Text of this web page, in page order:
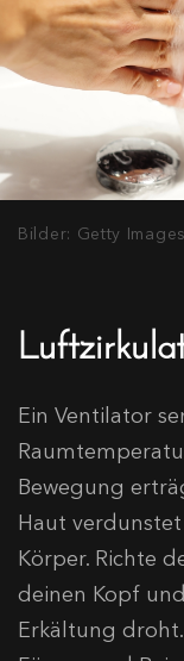
Bilder: Getty Images
Ein Ventilator
Bewegung
Haut
Körper. Richte
deinen Kopf
Erkältung droht.